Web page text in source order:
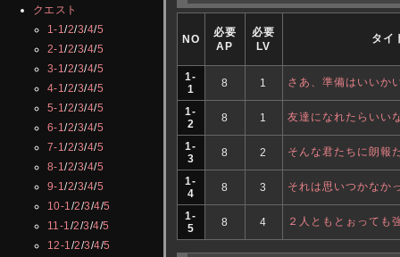
クエスト
1-1/2/3/4/5
2-1/2/3/4/5
3-1/2/3/4/5
4-1/2/3/4/5
5-1/2/3/4/5
6-1/2/3/4/5
7-1/2/3/4/5
8-1/2/3/4/5
9-1/2/3/4/5
10-1 /2/3/4/5
11-1 /2/3/4/5
12-1 /2/3/4/5
NO
必要
AP
必要
LV
タイ
1-
1
8 1 さあ、準備はいいか
1-
2
8 1 友達になれたらいい
1-
3
8 2 そんな君たちに朗報
1-
4
8 3 それは思いつかなか
1-
5
8 4 ２人ともとぉっても